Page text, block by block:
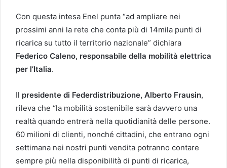
Con questa intesa Enel punta “ad ampliare nei
prossimi anni la rete che conta più di 14mila punti di
ricarica su tutto il territorio nazionale” dichiara
Federico Caleno, responsabile della mobilità elettrica
per l’Italia.
Il presidente di Federdistribuzione, Alberto Frausin,
rileva che “la mobilità sostenibile sarà davvero una
realtà quando entrerà nella quotidianità delle persone.
60 milioni di clienti, nonché cittadini, che entrano ogni
settimana nei nostri punti vendita potranno contare
sempre più nella disponibilità di punti di ricarica,